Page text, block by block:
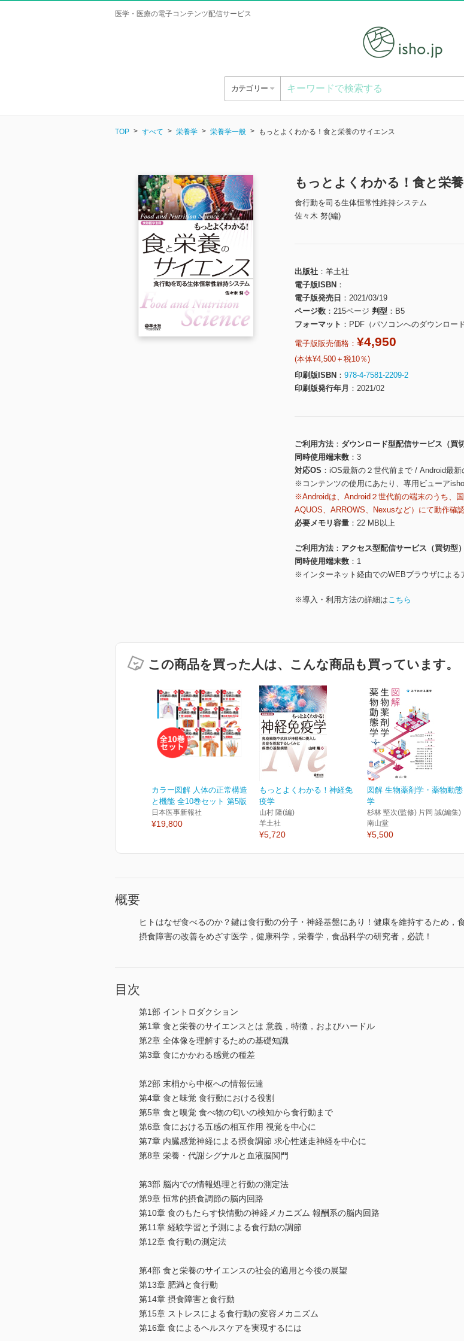
医学・医療の電子コンテンツ配信サービス
カテゴリー
TOP すべて 栄養学 栄養学一般 もっとよくわかる！食と栄養のサイエンス
もっとよくわかる！食と栄
食行動を司る生体恒常性維持システム
佐々木 努(編)
出版社
羊土社
電子版ISBN
電子版発売日
2021/03/19
ページ数
215ページ 判型
B5
フォーマット
PDF（パソコンへのダウンロー
電子版販売価格： ¥4,950
(本体¥4,500＋税10％)
印刷版ISBN
978-4-7581-2209-2
印刷版発行年月
2021/02
ご利用方法
ダウンロード型配信サービス（買切
同時使用端末数
3
対応OS
iOS最新の２世代前まで / Android最
※コンテンツの使用にあたり、専用ビューア
※Androidは、Android２世代前の端末のうち、
AQUOS、ARROWS、Nexusなど）にて動作確
必要メモリ容量
22 MB以上
ご利用方法
アクセス型配信サービス（買切型）
同時使用端末数
1
※インターネット経由でのWEBブラウザによる
※導入・利用方法の詳細はこちら
この商品を買った人は、こんな商品も買っています。
カラー図解 人体の正常構造
と機能 全10巻セット 第5版
日本医事新報社
¥19,800
もっとよくわかる！神経免
疫学
山村 隆(編)
羊土社
¥5,720
図解 生物薬剤学・薬物動態
学
杉林 堅次(監修) 片岡 誠(編集)
南山堂
¥5,500
概要
ヒトはなぜ食べるのか？鍵は食行動の分子・神経基盤にあり！健康を維持するため
摂食障害の改善をめざす医学，健康科学，栄養学，食品科学の研究者，必読！
目次
第1部 イントロダクション
第1章 食と栄養のサイエンスとは 意義，特徴，およびハードル
第2章 全体像を理解するための基礎知識
第3章 食にかかわる感覚の種差
第2部 末梢から中枢への情報伝達
第4章 食と味覚 食行動における役割
第5章 食と嗅覚 食べ物の匂いの検知から食行動まで
第6章 食における五感の相互作用 視覚を中心に
第7章 内臓感覚神経による摂食調節 求心性迷走神経を中心に
第8章 栄養・代謝シグナルと血液脳関門
第3部 脳内での情報処理と行動の測定法
第9章 恒常的摂食調節の脳内回路
第10章 食のもたらす快情動の神経メカニズム 報酬系の脳内回路
第11章 経験学習と予測による食行動の調節
第12章 食行動の測定法
第4部 食と栄養のサイエンスの社会的適用と今後の展望
第13章 肥満と食行動
第14章 摂食障害と食行動
第15章 ストレスによる食行動の変容メカニズム
第16章 食によるヘルスケアを実現するには